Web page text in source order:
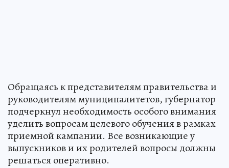
Обращаясь к представителям правительства и
руководителям муниципалитетов, губернатор
подчеркнул необходимость особого внимания
уделить вопросам целевого обучения в рамках
приемной кампании. Все возникающие у
выпускников и их родителей вопросы должны
решаться оперативно.